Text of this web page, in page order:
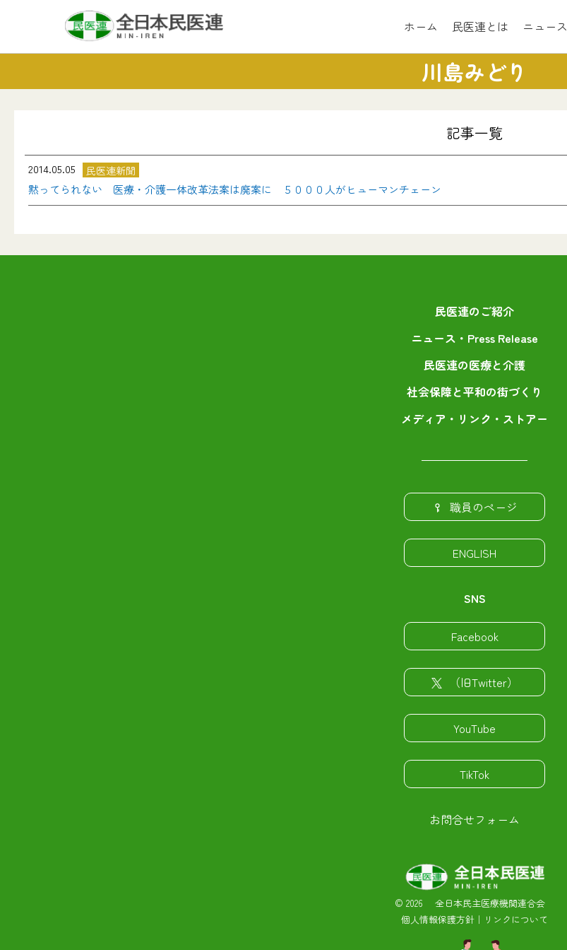
ホーム 民医連とは ニュース
川島みどり
記事一覧
2014.05.05 民医連新聞
黙ってられない 医療・介護一体改革法案は廃案に ５０００人がヒューマンチェーン
民医連のご紹介
ニュース・Press Release
民医連の医療と介護
社会保障と平和の街づくり
メディア・リンク・ストアー
職員のページ
ENGLISH
SNS
Facebook
（旧Twitter）
YouTube
TikTok
お問合せフォーム
© 2026 全日本民主医療機関連合会
個人情報保護方針 ｜ リンクについて